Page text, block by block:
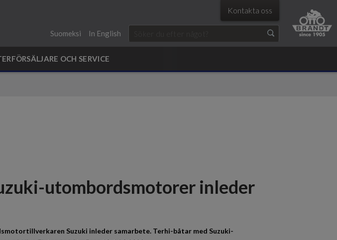
Kontakta oss
Suomeksi In English
OCH SERVICE
utombordsmotorer inleder
Suzuki inleder samarbete. Terhi-båtar med Suzuki-